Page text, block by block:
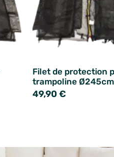
Filet de protection
trampoline Ø245cm
49,90 €